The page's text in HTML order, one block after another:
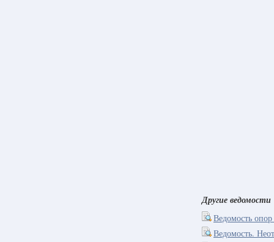
Другие ведомости
Ведомость
Ведомость.